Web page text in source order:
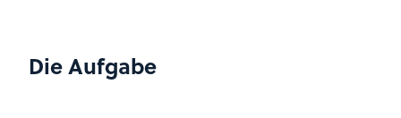
Die Aufgabe